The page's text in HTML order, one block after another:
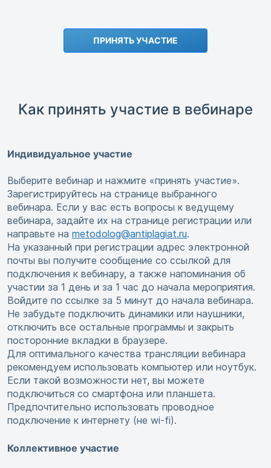
ПРИНЯТЬ УЧАСТИЕ
Как принять участие в вебинаре
Индивидуальное участие
Выберите вебинар и нажмите «принять участие».
Зарегистрируйтесь на странице выбранного
вебинара. Если у вас есть вопросы к ведущему
вебинара, задайте их на странице регистрации или
направьте на metodolog@antiplagiat.ru.
На указанный при регистрации адрес электронной
почты вы получите сообщение со ссылкой для
подключения к вебинару, а также напоминания об
участии за 1 день и за 1 час до начала мероприятия.
Войдите по ссылке за 5 минут до начала вебинара.
Не забудьте подключить динамики или наушники,
отключить все остальные программы и закрыть
посторонние вкладки в браузере.
Для оптимального качества трансляции вебинара
рекомендуем использовать компьютер или ноутбук.
Если такой возможности нет, вы можете
подключиться со смартфона или планшета.
Предпочтительно использовать проводное
подключение к интернету (не wi-fi).
Коллективное участие